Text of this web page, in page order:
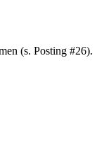
(s. Posting #26).